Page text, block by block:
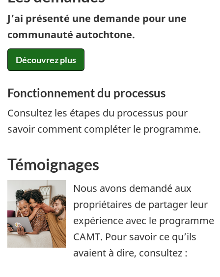
J’ai présenté une demande pour une
communauté autochtone.
Découvrez plus
Fonctionnement du processus
Consultez les étapes du processus pour
savoir comment compléter le programme.
Témoignages
Nous avons demandé aux
propriétaires de partager leur
expérience avec le programme
CAMT. Pour savoir ce qu’ils
avaient à dire, consultez :